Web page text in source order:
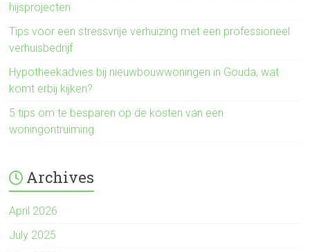
hijsprojecten
Tips voor een stressvrije verhuizing met een professioneel
verhuisbedrijf
Hypotheekadvies bij nieuwbouwwoningen in Gouda, wat
komt erbij kijken?
5 tips om te besparen op de kosten van een
woningontruiming
Archives
April 2026
July 2025